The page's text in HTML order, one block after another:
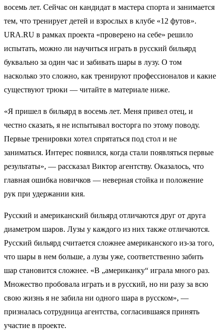
восемь лет. Сейчас он кандидат в мастера спорта и занимается
тем, что тренирует детей и взрослых в клубе «12 футов».
URA.RU в рамках проекта «проверено на себе» решило
испытать, можно ли научиться играть в русский бильярд
буквально за один час и забивать шары в лузу. О том
насколько это сложно, как тренируют профессионалов и какие
существуют трюки — читайте в материале ниже.
«Я пришел в бильярд в восемь лет. Меня привел отец, и
честно сказать, я не испытывал восторга по этому поводу.
Первые тренировки хотел спрятаться под стол и не
заниматься. Интерес появился, когда стали появляться первые
результаты», — рассказал Виктор агентству. Оказалось, что
главная ошибка новичков — неверная стойка и положение
рук при удержании кия.
Русский и американский бильярд отличаются друг от друга
диаметром шаров. Лузы у каждого из них также отличаются.
Русский бильярд считается сложнее американского из-за того,
что шары в нем больше, а лузы уже, соответственно забить
шар становится сложнее. «В „американку“ играла много раз.
Множество пробовала играть и в русский, но ни разу за всю
свою жизнь я не забила ни одного шара в русском», —
призналась сотрудница агентства, согласившаяся принять
участие в проекте.